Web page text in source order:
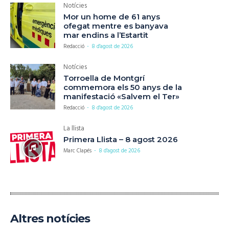
Notícies
Mor un home de 61 anys
ofegat mentre es banyava
mar endins a l’Estartit
Redacció - 8 d'agost de 2026
Notícies
Torroella de Montgrí
commemora els 50 anys de la
manifestació «Salvem el Ter»
Redacció - 8 d'agost de 2026
La llista
Primera Llista – 8 agost 2026
Marc Clapés - 8 d'agost de 2026
Altres notícies